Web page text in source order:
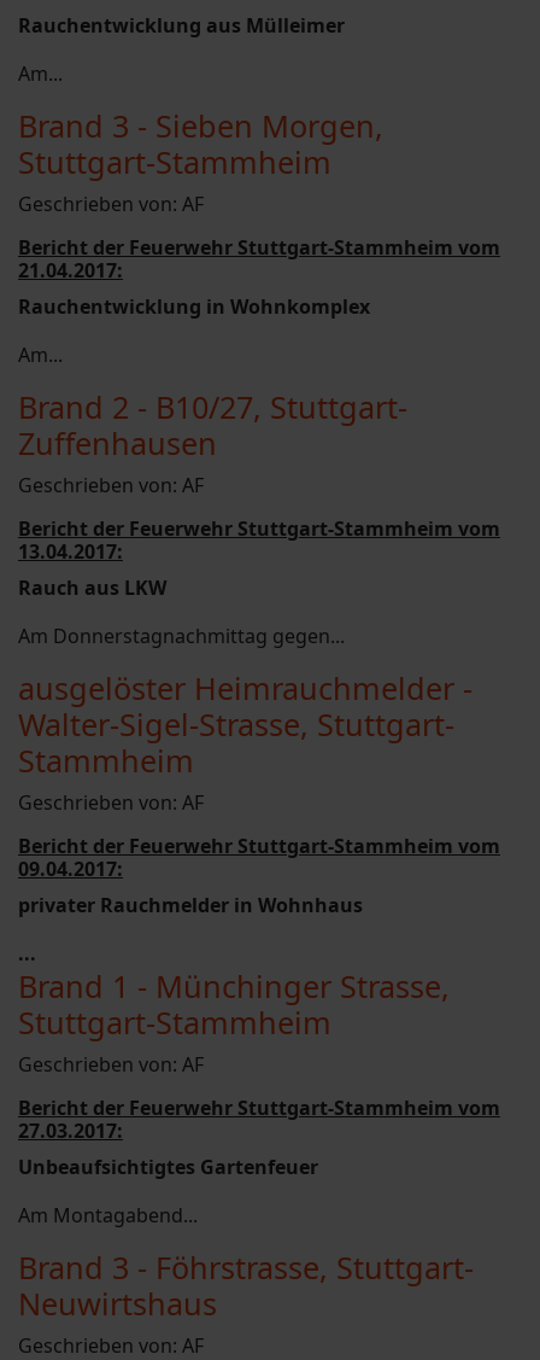
Rauchentwicklung aus Mülleimer
Am...
Brand 3 - Sieben Morgen,
Stuttgart-Stammheim
Geschrieben von: AF
Bericht der Feuerwehr Stuttgart-Stammheim vom
21.04.2017:
Rauchentwicklung in Wohnkomplex
Am...
Brand 2 - B10/27, Stuttgart-
Zuffenhausen
Geschrieben von: AF
Bericht der Feuerwehr Stuttgart-Stammheim vom
13.04.2017:
Rauch aus LKW
Am Donnerstagnachmittag gegen...
ausgelöster Heimrauchmelder -
Walter-Sigel-Strasse, Stuttgart-
Stammheim
Geschrieben von: AF
Bericht der Feuerwehr Stuttgart-Stammheim vom
09.04.2017:
privater Rauchmelder in Wohnhaus
...
Brand 1 - Münchinger Strasse,
Stuttgart-Stammheim
Geschrieben von: AF
Bericht der Feuerwehr Stuttgart-Stammheim vom
27.03.2017:
Unbeaufsichtigtes Gartenfeuer
Am Montagabend...
Brand 3 - Föhrstrasse, Stuttgart-
Neuwirtshaus
Geschrieben von: AF